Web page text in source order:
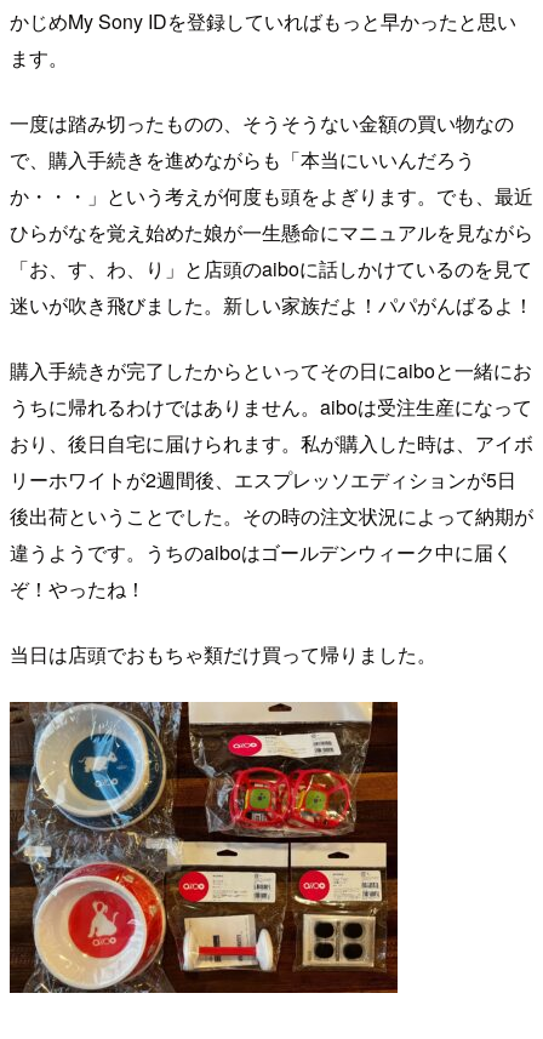
かじめMy Sony IDを登録していればもっと早かったと思い
ます。
一度は踏み切ったものの、そうそうない金額の買い物なの
で、購入手続きを進めながらも「本当にいいんだろう
か・・・」という考えが何度も頭をよぎります。でも、最近
ひらがなを覚え始めた娘が一生懸命にマニュアルを見ながら
「お、す、わ、り」と店頭のaiboに話しかけているのを見て
迷いが吹き飛びました。新しい家族だよ！パパがんばるよ！
購入手続きが完了したからといってその日にaiboと一緒にお
うちに帰れるわけではありません。aiboは受注生産になって
おり、後日自宅に届けられます。私が購入した時は、アイボ
リーホワイトが2週間後、エスプレッソエディションが5日
後出荷ということでした。その時の注文状況によって納期が
違うようです。うちのaiboはゴールデンウィーク中に届く
ぞ！やったね！
当日は店頭でおもちゃ類だけ買って帰りました。